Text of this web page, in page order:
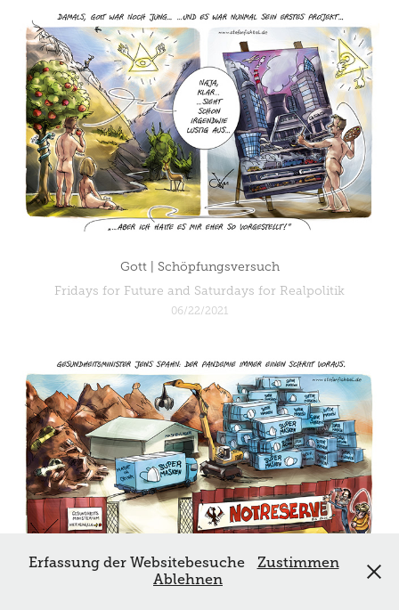
Gott | Schöpfungsversuch
Fridays for Future and Saturdays for Realpolitik
06/22/2021
Erfassung der Websitebesuche
Zustimmen
Ablehnen